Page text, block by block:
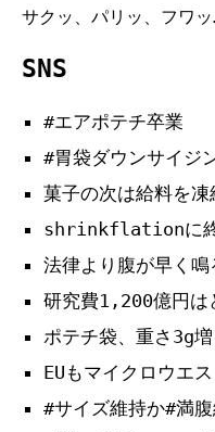
サクッ、パリッ、フワ
SNS
#エアポテチ卒業
#胃袋ダウンサイジ
菓子の次は給料を
shrinkflationに終
法律より腹が早く鳴
研究費1,200億円は
ポテチ袋、重さ3g増
EUもマイクロウエ
#サイズ維持か#満